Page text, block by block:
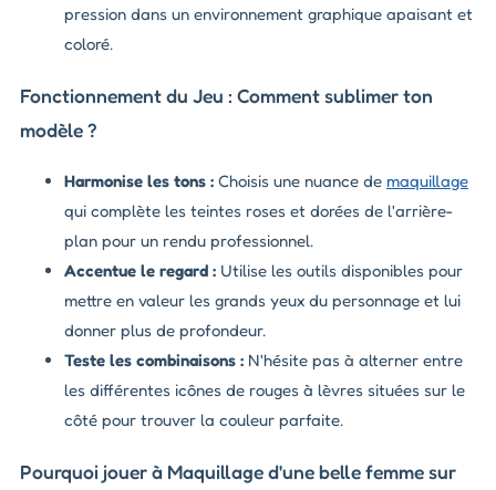
pression dans un environnement graphique apaisant et
coloré.
Fonctionnement du Jeu : Comment sublimer ton
modèle ?
Harmonise les tons : Choisis une nuance de maquillage
qui complète les teintes roses et dorées de l'arrière-
plan pour un rendu professionnel.
Accentue le regard : Utilise les outils disponibles pour
mettre en valeur les grands yeux du personnage et lui
donner plus de profondeur.
Teste les combinaisons : N'hésite pas à alterner entre
les différentes icônes de rouges à lèvres situées sur le
côté pour trouver la couleur parfaite.
Pourquoi jouer à Maquillage d'une belle femme sur